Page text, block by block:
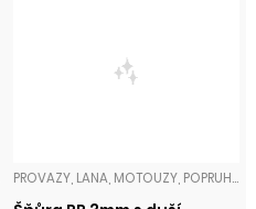
PROVAZY, LANA, MOTOUZY, POPRUHY